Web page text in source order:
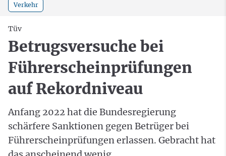
Verkehr
Tüv
Betrugsversuche bei
Führerscheinprüfungen
auf Rekordniveau
Anfang 2022 hat die Bundesregierung
schärfere Sanktionen gegen Betrüger bei
Führerscheinprüfungen erlassen. Gebracht hat